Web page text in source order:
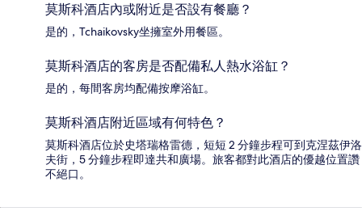
莫斯科酒店內或附近是否設有餐廳？
是的，Tchaikovsky坐擁室外用餐區。
莫斯科酒店的客房是否配備私人熱水浴缸？
是的，每間客房均配備按摩浴缸。
莫斯科酒店附近區域有何特色？
莫斯科酒店位於史塔瑞格雷德，短短 2 分鐘步程可到克涅茲伊洛
夫街，5 分鐘步程即達共和廣場。旅客都對此酒店的優越位置讚
不絕口。